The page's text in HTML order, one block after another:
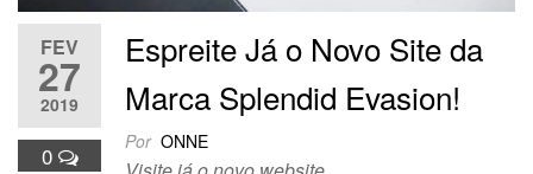
FEV
27
2019
0
Espreite Já o Novo Site da
Marca Splendid Evasion!
Por ONNE